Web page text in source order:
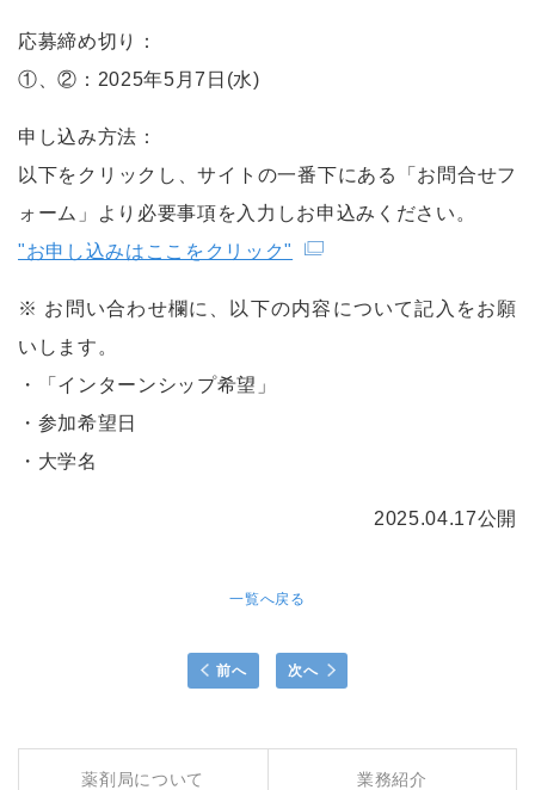
応募締め切り：
①、②：2025年5月7日(水)
申し込み方法：
以下をクリックし、サイトの一番下にある「お問合せフ
ォーム」より必要事項を入力しお申込みください。
"お申し込みはここをクリック"
※ お問い合わせ欄に、以下の内容について記入をお願
いします。
・「インターンシップ希望」
・参加希望日
・大学名
2025.04.17公開
前へ
一覧へ戻る
次へ
薬剤局について 業務紹介